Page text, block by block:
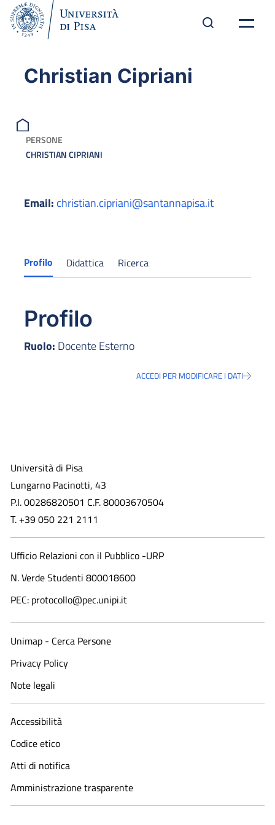
Christian Cipriani
PERSONE
CHRISTIAN CIPRIANI
Email: christian.cipriani@santannapisa.it
Profilo Didattica Ricerca
Profilo
Ruolo: Docente Esterno
ACCEDI PER MODIFICARE I DATI
Università di Pisa
Lungarno Pacinotti, 43
P.I. 00286820501 C.F. 80003670504
T. +39 050 221 2111
Ufficio Relazioni con il Pubblico -URP
N. Verde Studenti 800018600​
PEC: protocollo@pec.unipi.it
Unimap - Cerca Persone
Privacy Policy
Note legali
Accessibilità
Codice etico
Atti di notifica
Amministrazione trasparente